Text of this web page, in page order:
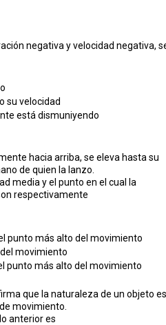
negativa y velocidad negativa,
su velocidad
está dismuniyendo
hacia arriba, se eleva hasta su
de quien la lanzo.
media y el punto en el cual la
respectivamente
punto más alto del movimiento
movimiento
punto más alto del movimiento
que la naturaleza de un objeto es
movimiento.
anterior es